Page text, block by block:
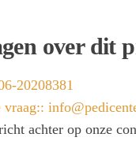
over dit
20208381
vraag::
achter op onze